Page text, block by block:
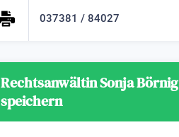
037381 / 84027
Rechtsanwältin Sonja Börnig
speichern